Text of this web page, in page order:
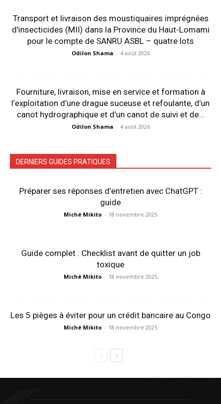
Transport et livraison des moustiquaires imprégnées
d’insecticides (MII) dans la Province du Haut-Lomami
pour le compte de SANRU ASBL – quatre lots
Odilon Shama - 4 août 2026
Fourniture, livraison, mise en service et formation à
l’exploitation d’une drague suceuse et refoulante, d’un
canot hydrographique et d’un canot de suivi et de...
Odilon Shama - 4 août 2026
DERNIERS GUIDES PRATIQUES
Préparer ses réponses d’entretien avec ChatGPT :
guide
Miché Mikito - 18 novembre 2025
Guide complet : Checklist avant de quitter un job
toxique
Miché Mikito - 18 novembre 2025
Les 5 pièges à éviter pour un crédit bancaire au Congo
Miché Mikito - 18 novembre 2025